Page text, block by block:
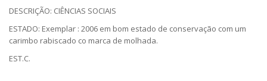
DESCRIÇÃO: CIÊNCIAS SOCIAIS
ESTADO: Exemplar : 2006 em bom estado de conservação com um
carimbo rabiscado co marca de molhada.
EST.C.